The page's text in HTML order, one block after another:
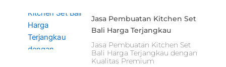
Jasa Pembuatan Kitchen Set
Bali Harga Terjangkau
Jasa Pembuatan Kitchen Set
Bali Harga Terjangkau dengan
Kualitas Premium